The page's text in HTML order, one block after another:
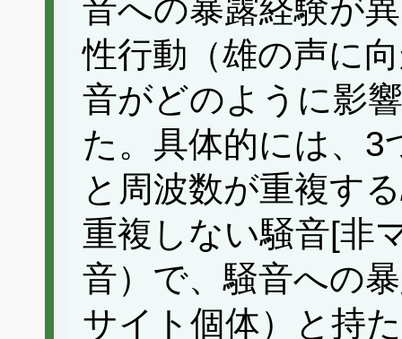
音への暴露経験が
性行動（雄の声に
音がどのように影
た。具体的には、3
と周波数が重複す
重複しない騒音[非
音）で、騒音への
サイト個体）と持